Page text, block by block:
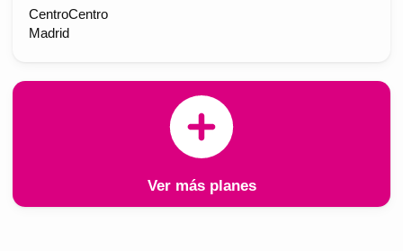
CentroCentro
Madrid
Ver más planes